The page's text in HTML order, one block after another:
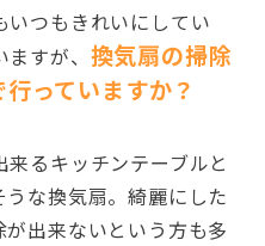
いつもきれいにしてい
すが、 換気扇の掃除
っていますか？
るキッチンテーブルと
な換気扇。綺麗にした
出来ないという方も多